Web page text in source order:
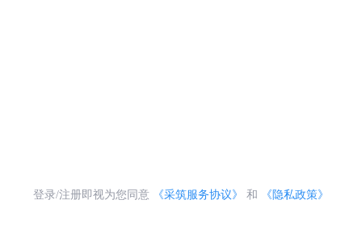
登录/注册即视为您同意 《采筑服务协议》 和 《隐私政策》